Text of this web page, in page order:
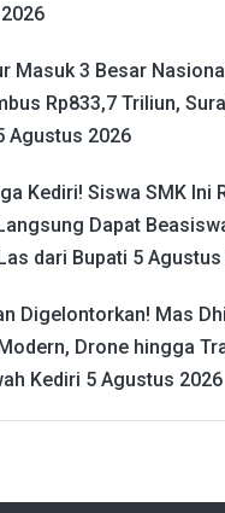
Masuk 3 Besar
Rp833,7 Triliun,
Agustus 2026
Kediri! Siswa SMK Ini
Dapat
dari Bupati 5
Digelontorkan! Mas
Drone hingga
Kediri 5 Agustus 2026